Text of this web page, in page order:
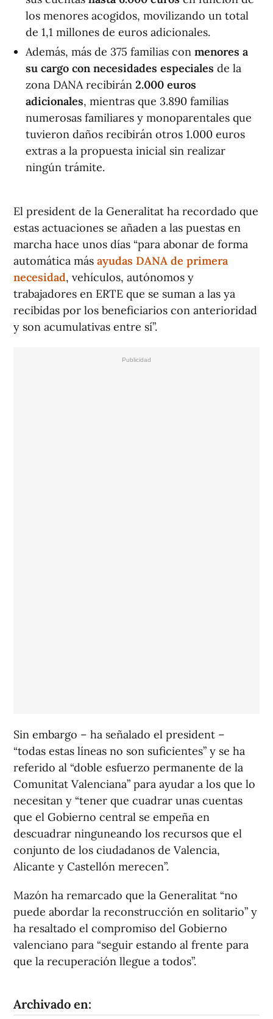
los menores acogidos, movilizando un total
de 1,1 millones de euros adicionales.
Además, más de 375 familias con menores a
su cargo con necesidades especiales de la
zona DANA recibirán 2.000 euros
adicionales, mientras que 3.890 familias
numerosas familiares y monoparentales que
tuvieron daños recibirán otros 1.000 euros
extras a la propuesta inicial sin realizar
ningún trámite.
El president de la Generalitat ha recordado que
estas actuaciones se añaden a las puestas en
marcha hace unos días “para abonar de forma
automática más ayudas DANA de primera
necesidad, vehículos, autónomos y
trabajadores en ERTE que se suman a las ya
recibidas por los beneficiarios con anterioridad
y son acumulativas entre sí”.
Sin embargo – ha señalado el president –
“todas estas líneas no son suficientes” y se ha
referido al “doble esfuerzo permanente de la
Comunitat Valenciana” para ayudar a los que lo
necesitan y “tener que cuadrar unas cuentas
que el Gobierno central se empeña en
descuadrar ninguneando los recursos que el
conjunto de los ciudadanos de Valencia,
Alicante y Castellón merecen”.
Mazón ha remarcado que la Generalitat “no
puede abordar la reconstrucción en solitario” y
ha resaltado el compromiso del Gobierno
valenciano para “seguir estando al frente para
que la recuperación llegue a todos”.
Archivado en: